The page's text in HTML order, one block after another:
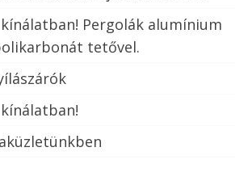
Pergolák alumínium
tetővel.